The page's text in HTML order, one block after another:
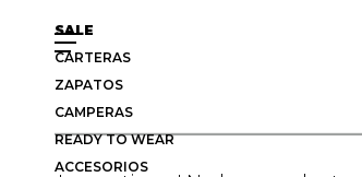
SALE
CARTERAS
ZAPATOS
CAMPERAS
READY TO WEAR
ACCESORIOS